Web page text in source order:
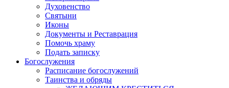
Духовенство
Святыни
Иконы
Документы и Реставрация
Помочь храму
Подать записку
Богослужения
Расписание богослужений
Таинства и обряды